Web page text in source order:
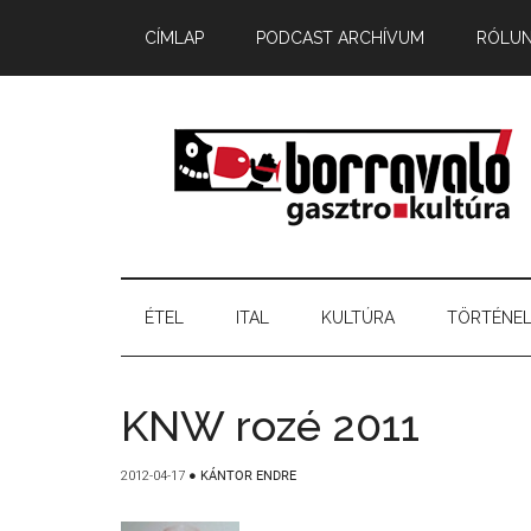
CÍMLAP PODCAST ARCHÍVUM
ÉTEL ITAL KULTÚRA
KNW rozé 2011
2012-04-17 ● KÁNTOR ENDRE